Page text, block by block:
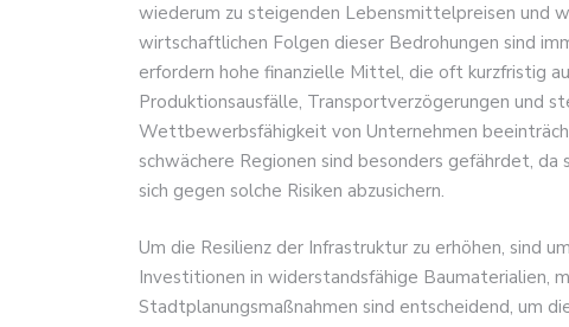
wiederum zu steigenden Lebensmittelpreisen und
wirtschaftlichen Folgen dieser Bedrohungen sind
erfordern hohe finanzielle Mittel, die oft kurzfristig
Produktionsausfälle, Transportverzögerungen und
Wettbewerbsfähigkeit von Unternehmen
schwächere Regionen sind besonders gefährdet,
sich gegen solche Risiken abzusichern.
Um die Resilienz der Infrastruktur zu erhöhen, sind
Investitionen in widerstandsfähige Baumaterialien,
Stadtplanungsmaßnahmen sind entscheidend, um